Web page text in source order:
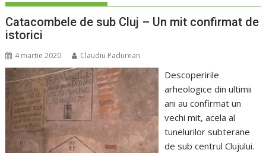
Catacombele de sub Cluj – Un mit confirmat de
istorici
4 martie 2020 Claudiu Padurean
Descoperirile
arheologice din ultimii
ani au confirmat un
vechi mit, acela al
tunelurilor subterane
de sub centrul Clujului.